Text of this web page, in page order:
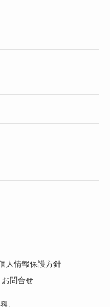
人情報保護方針
お問合せ
.